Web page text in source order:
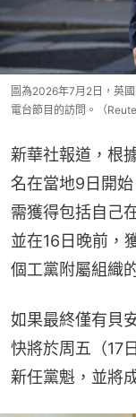
圖為2026年7月2日，英
電台節目的訪問。（
新華社報道，根
名在當地9日開
需獲得包括自己
並在16日晚前，
個工黨附屬組織
如果最終僅有貝
快將於周五（17
新任黨魁，並將